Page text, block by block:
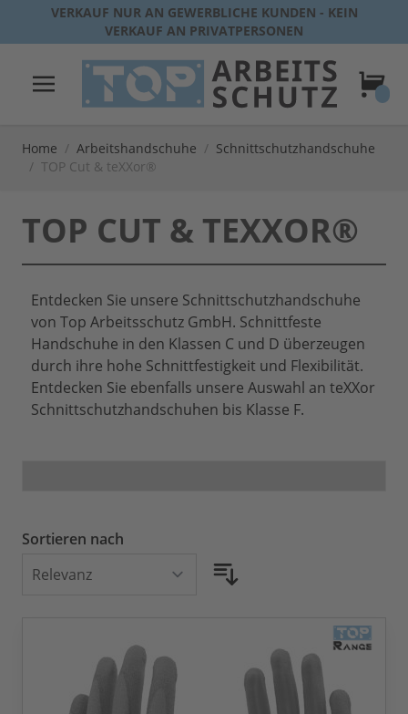
Direkt zum Inhalt
VERKAUF NUR AN GEWERBLICHE KUNDEN - KEIN
VERKAUF AN PRIVATPERSONEN
Home / Arbeitshandschuhe / Schnittschutzhandschuhe
/ TOP Cut & teXXor®
TOP CUT & TEXXOR®
Entdecken Sie unsere Schnittschutzhandschuhe
von Top Arbeitsschutz GmbH. Schnittfeste
Handschuhe in den Klassen C und D überzeugen
durch ihre hohe Schnittfestigkeit und Flexibilität.
Entdecken Sie ebenfalls unsere Auswahl an teXXor
Schnittschutzhandschuhen bis Klasse F.
Sortieren nach